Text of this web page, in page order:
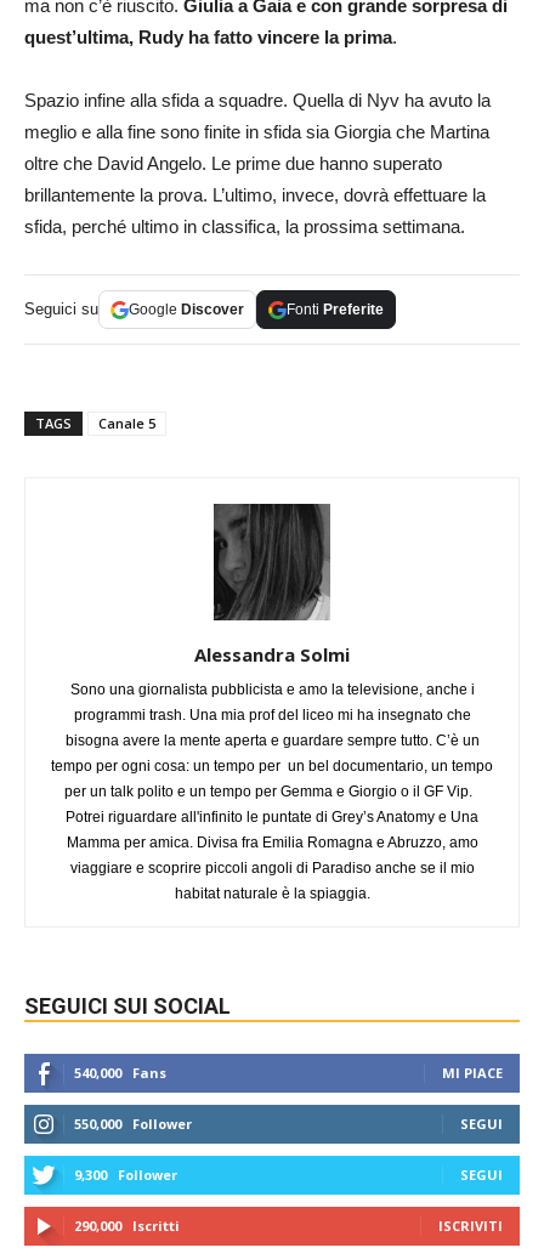
ma non c’è riuscito. Giulia a Gaia e con grande sorpresa di
quest’ultima, Rudy ha fatto vincere la prima.
Spazio infine alla sfida a squadre. Quella di Nyv ha avuto la
meglio e alla fine sono finite in sfida sia Giorgia che Martina
oltre che David Angelo. Le prime due hanno superato
brillantemente la prova. L’ultimo, invece, dovrà effettuare la
sfida, perché ultimo in classifica, la prossima settimana.
Seguici su Google Discover Fonti Preferite
TAGS Canale 5
Alessandra Solmi
Sono una giornalista pubblicista e amo la televisione, anche i
programmi trash. Una mia prof del liceo mi ha insegnato che
bisogna avere la mente aperta e guardare sempre tutto. C’è un
tempo per ogni cosa: un tempo per un bel documentario, un tempo
per un talk polito e un tempo per Gemma e Giorgio o il GF Vip.
Potrei riguardare all'infinito le puntate di Grey’s Anatomy e Una
Mamma per amica. Divisa fra Emilia Romagna e Abruzzo, amo
viaggiare e scoprire piccoli angoli di Paradiso anche se il mio
habitat naturale è la spiaggia.
SEGUICI SUI SOCIAL
540,000 Fans MI PIACE
550,000 Follower SEGUI
9,300 Follower SEGUI
290,000 Iscritti ISCRIVITI